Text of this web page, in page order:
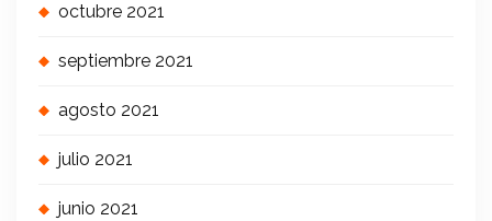
octubre 2021
septiembre 2021
agosto 2021
julio 2021
junio 2021